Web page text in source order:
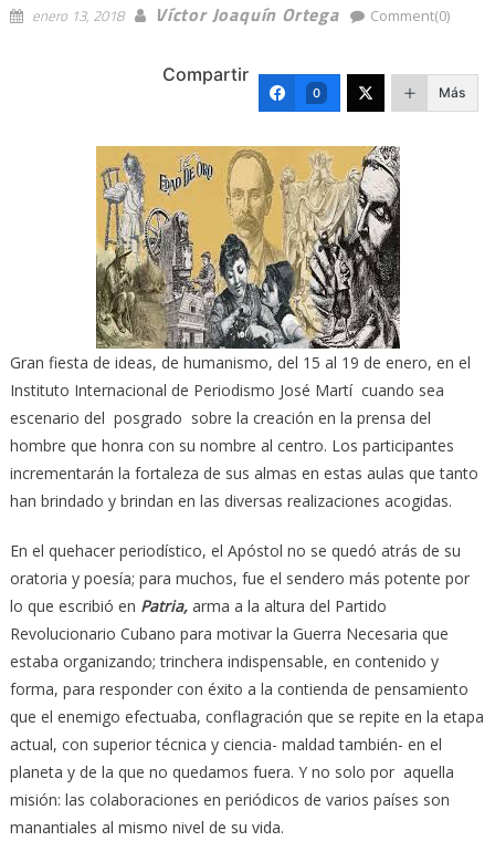
enero 13, 2018 Víctor Joaquín Ortega Comment(0)
Compartir
0 Más
Gran fiesta de ideas, de humanismo, del 15 al 19 de enero, en el
Instituto Internacional de Periodismo José Martí cuando sea
escenario del posgrado sobre la creación en la prensa del
hombre que honra con su nombre al centro. Los participantes
incrementarán la fortaleza de sus almas en estas aulas que tanto
han brindado y brindan en las diversas realizaciones acogidas.
En el quehacer periodístico, el Apóstol no se quedó atrás de su
oratoria y poesía; para muchos, fue el sendero más potente por
lo que escribió en Patria,arma a la altura del Partido
Revolucionario Cubano para motivar la Guerra Necesaria que
estaba organizando; trinchera indispensable, en contenido y
forma, para responder con éxito a la contienda de pensamiento
que el enemigo efectuaba, conflagración que se repite en la etapa
actual, con superior técnica y ciencia- maldad también- en el
planeta y de la que no quedamos fuera. Y no solo por aquella
misión: las colaboraciones en periódicos de varios países son
manantiales al mismo nivel de su vida.